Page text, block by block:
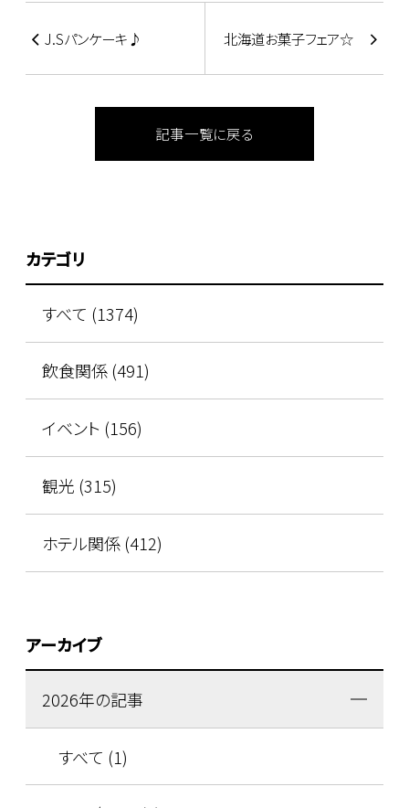
J.Sパンケーキ♪ 北海道お菓子フェア☆
記事一覧に戻る
カテゴリ
すべて (1374)
飲食関係 (491)
イベント (156)
観光 (315)
ホテル関係 (412)
アーカイブ
2026年の記事
すべて (1)